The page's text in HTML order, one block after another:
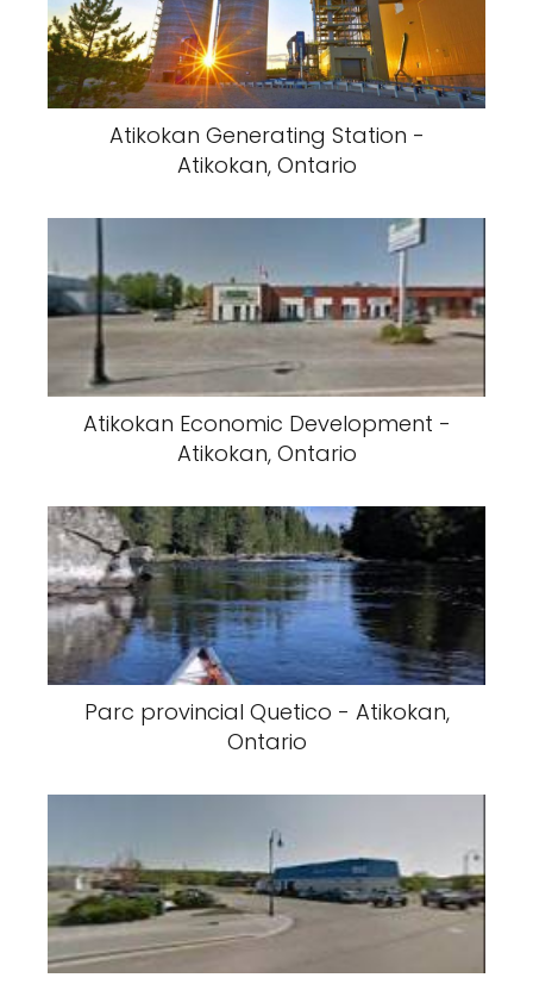
Atikokan Generating Station -
Atikokan, Ontario
Atikokan Economic Development -
Atikokan, Ontario
Parc provincial Quetico - Atikokan,
Ontario